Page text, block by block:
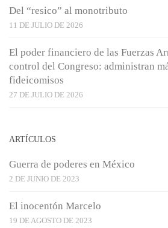
Del “resico” al monotributo
11 DE JULIO DE 2026
El poder financiero de las Fuerzas
control del Congreso: administran
fideicomisos
27 DE JULIO DE 2026
ARTÍCULOS
Guerra de poderes en México
2 DE JUNIO DE 2023
El inocentón Marcelo
19 DE AGOSTO DE 2023